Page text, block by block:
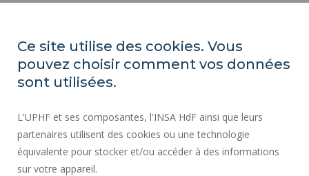
MAPA DEL SITIO
DATOS PERSONALES
CONTRATACIÓN PÚBLICA
INFORMACIÓN LEGAL
Ce site utilise des cookies. Vous
pouvez choisir comment vos données
sont utilisées.
L'UPHF et ses composantes, l'INSA HdF ainsi que leurs
partenaires utilisent des cookies ou une technologie
équivalente pour stocker et/ou accéder à des informations
sur votre appareil.